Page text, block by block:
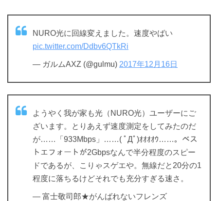
NURO光に回線変えました。速度やばい
pic.twitter.com/Ddbv6QTkRi
— ガルムAXZ (@gulmu) 2017年12月16日
ようやく我が家も光（NURO光）ユーザーにご
ざいます。とりあえず速度測定をしてみたのだ
が……「933Mbps」……( ﾟДﾟ)ｵｵｵｵｳ……。ベス
トエフォートが2Gbpsなんで半分程度のスピー
ドであるが、こりゃスゲエや。無線だと20分の1
程度に落ちるけどそれでも充分すぎる速さ。
— 富士敬司郎★がんばれないフレンズ